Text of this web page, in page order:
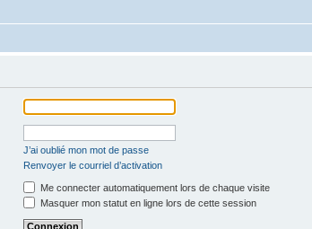
J’ai oublié mon mot de passe
Renvoyer le courriel d’activation
Me connecter automatiquement lors de chaque visite
Masquer mon statut en ligne lors de cette session